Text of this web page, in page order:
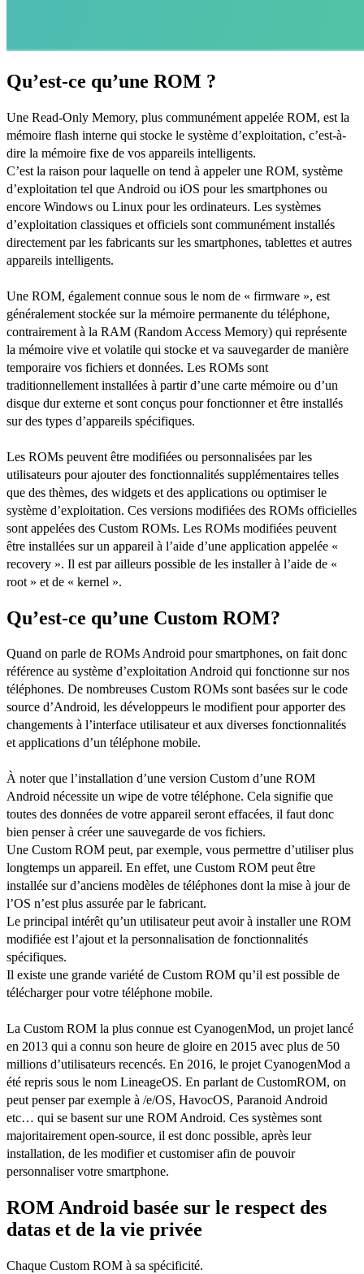
Qu’est-ce qu’une ROM ?
Une Read-Only Memory, plus communément appelée ROM, est la
mémoire flash interne qui stocke le système d’exploitation, c’est-à-
dire la mémoire fixe de vos appareils intelligents.
C’est la raison pour laquelle on tend à appeler une ROM, système
d’exploitation tel que Android ou iOS pour les smartphones ou
encore Windows ou Linux pour les ordinateurs. Les systèmes
d’exploitation classiques et officiels sont communément installés
directement par les fabricants sur les smartphones, tablettes et autres
appareils intelligents.
Une ROM, également connue sous le nom de « firmware », est
généralement stockée sur la mémoire permanente du téléphone,
contrairement à la RAM (Random Access Memory) qui représente
la mémoire vive et volatile qui stocke et va sauvegarder de manière
temporaire vos fichiers et données. Les ROMs sont
traditionnellement installées à partir d’une carte mémoire ou d’un
disque dur externe et sont conçus pour fonctionner et être installés
sur des types d’appareils spécifiques.
Les ROMs peuvent être modifiées ou personnalisées par les
utilisateurs pour ajouter des fonctionnalités supplémentaires telles
que des thèmes, des widgets et des applications ou optimiser le
système d’exploitation. Ces versions modifiées des ROMs officielles
sont appelées des Custom ROMs. Les ROMs modifiées peuvent
être installées sur un appareil à l’aide d’une application appelée «
recovery ». Il est par ailleurs possible de les installer à l’aide de «
root » et de « kernel ».
Qu’est-ce qu’une Custom ROM?
Quand on parle de ROMs Android pour smartphones, on fait donc
référence au système d’exploitation Android qui fonctionne sur nos
téléphones. De nombreuses Custom ROMs sont basées sur le code
source d’Android, les développeurs le modifient pour apporter des
changements à l’interface utilisateur et aux diverses fonctionnalités
et applications d’un téléphone mobile.
À noter que l’installation d’une version Custom d’une ROM
Android nécessite un wipe de votre téléphone. Cela signifie que
toutes des données de votre appareil seront effacées, il faut donc
bien penser à créer une sauvegarde de vos fichiers.
Une Custom ROM peut, par exemple, vous permettre d’utiliser plus
longtemps un appareil. En effet, une Custom ROM peut être
installée sur d’anciens modèles de téléphones dont la mise à jour de
l’OS n’est plus assurée par le fabricant.
Le principal intérêt qu’un utilisateur peut avoir à installer une ROM
modifiée est l’ajout et la personnalisation de fonctionnalités
spécifiques.
Il existe une grande variété de Custom ROM qu’il est possible de
télécharger pour votre téléphone mobile.
La Custom ROM la plus connue est CyanogenMod, un projet lancé
en 2013 qui a connu son heure de gloire en 2015 avec plus de 50
millions d’utilisateurs recencés. En 2016, le projet CyanogenMod a
été repris sous le nom LineageOS. En parlant de CustomROM, on
peut penser par exemple à /e/OS, HavocOS, Paranoid Android
etc… qui se basent sur une ROM Android. Ces systèmes sont
majoritairement open-source, il est donc possible, après leur
installation, de les modifier et customiser afin de pouvoir
personnaliser votre smartphone.
ROM Android basée sur le respect des
datas et de la vie privée
Chaque Custom ROM à sa spécificité.